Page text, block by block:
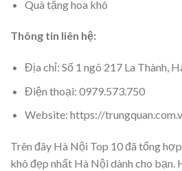
Quà tặng hoa khô
Thông tin liên hệ:
Địa chỉ: Số 1 ngõ 217 La Thành,
Điện thoại: 0979.573.750
Website: https://
Trên đây Hà Nội Top 10 đã tổng
khô đẹp nhất Hà Nội dành cho bạn.